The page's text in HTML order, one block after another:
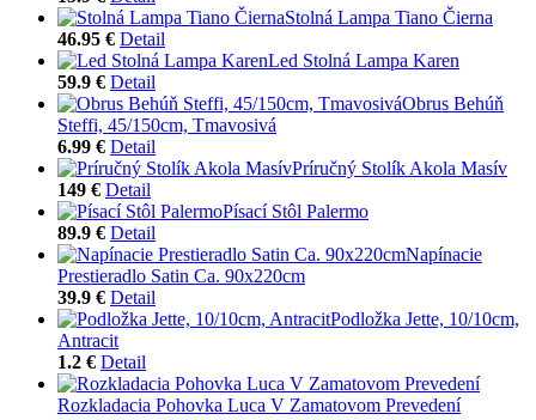
Stolná Lampa Tiano Čierna
46.95 € Detail
Led Stolná Lampa Karen
59.9 € Detail
Obrus Behúň
Steffi, 45/150cm, Tmavosivá
6.99 € Detail
Príručný Stolík Akola Masív
149 € Detail
Písací Stôl Palermo
89.9 € Detail
Napínacie
Prestieradlo Satin Ca. 90x220cm
39.9 € Detail
Podložka Jette, 10/10cm,
Antracit
1.2 € Detail
Rozkladacia Pohovka Luca V Zamatovom Prevedení